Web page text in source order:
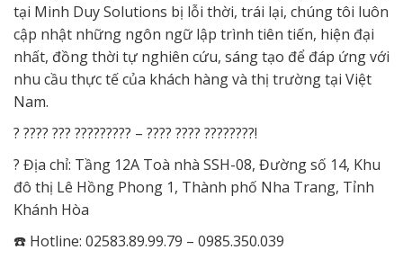
tại Minh Duy Solutions bị lỗi thời, trái lại, chúng tôi luôn
cập nhật những ngôn ngữ lập trình tiên tiến, hiện đại
nhất, đồng thời tự nghiên cứu, sáng tạo để đáp ứng với
nhu cầu thực tế của khách hàng và thị trường tại Việt
Nam.
️? ???? ??? ????????? – ???? ???? ????????!
? Địa chỉ: Tầng 12A Toà nhà SSH-08, Đường số 14, Khu
đô thị Lê Hồng Phong 1, Thành phố Nha Trang, Tỉnh
Khánh Hòa
☎️ Hotline: 02583.89.99.79 – 0985.350.039